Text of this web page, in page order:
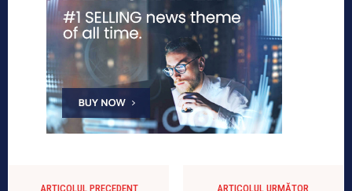
ARTICOLUL PRECEDENT ARTICOLUL URMĂTOR